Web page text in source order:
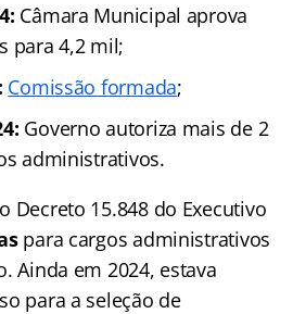
Câmara Municipal aprova
para 4,2 mil;
Comissão formada;
Governo autoriza mais de 2
administrativos.
Decreto 15.848 do Executivo
para cargos administrativos
Ainda em 2024, estava
para a seleção de